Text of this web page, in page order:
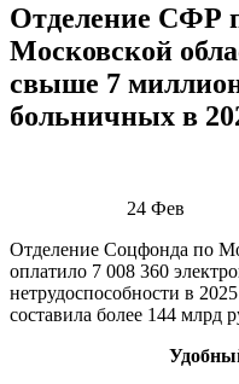
Отделение СФР
Московской
свыше 7
больничных в
24Фев
Отделение Соцфонда по
оплатило 7 008 360
нетрудоспособности в
составила более 144 млрд